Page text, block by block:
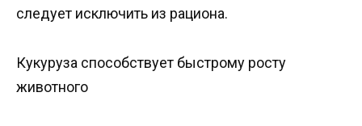
следует исключить из рациона.
Кукуруза способствует быстрому росту
животного